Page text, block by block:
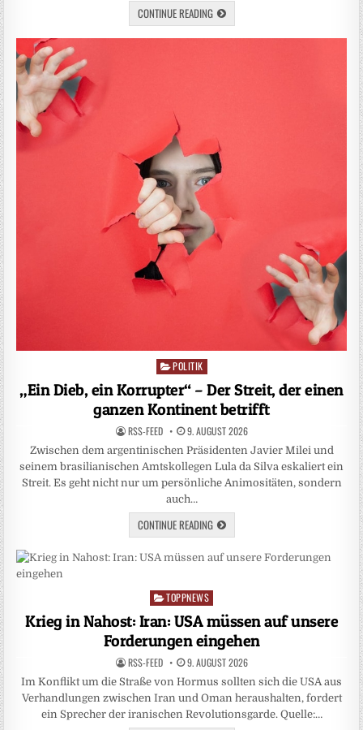
CONTINUE READING
Posted
POLITIK
„Ein Dieb, ein Korrupter“ – Der Streit, der einen
ganzen Kontinent betrifft
RSS-FEED 9. AUGUST 2026
Zwischen dem argentinischen Präsidenten Javier Milei und
seinem brasilianischen Amtskollegen Lula da Silva eskaliert ein
Streit. Es geht nicht nur um persönliche Animositäten, sondern
auch…
CONTINUE READING
Posted
TOPPNEWS
Krieg in Nahost: Iran: USA müssen auf unsere
Forderungen eingehen
RSS-FEED 9. AUGUST 2026
Im Konflikt um die Straße von Hormus sollten sich die USA aus
Verhandlungen zwischen Iran und Oman heraushalten, fordert
ein Sprecher der iranischen Revolutionsgarde. Quelle:…